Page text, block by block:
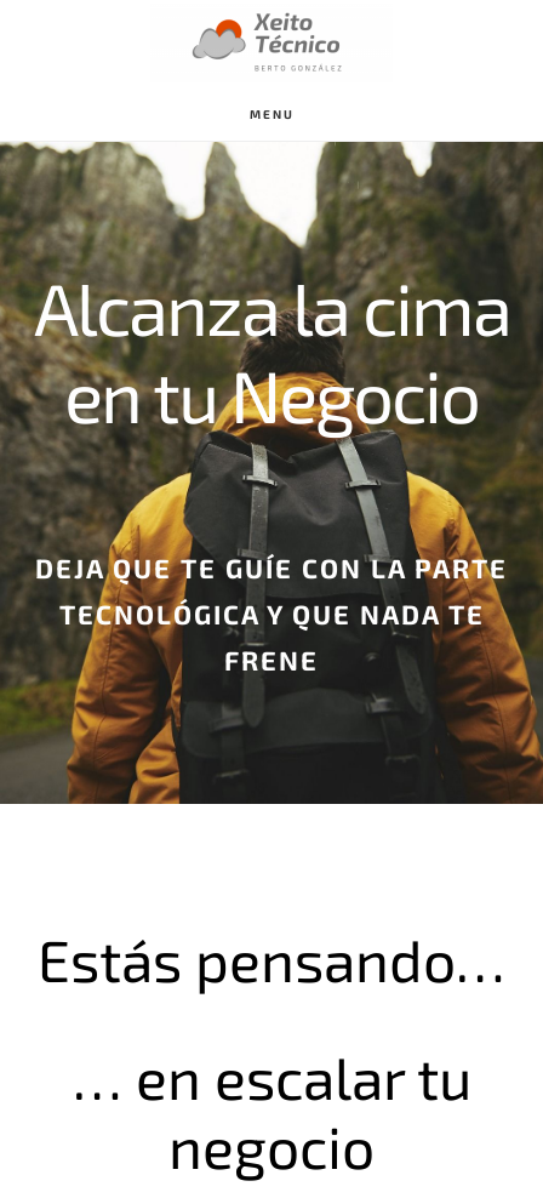
principal
MENU
Alcanza la cima
en tu Negocio
DEJA QUE TE GUÍE CON LA PARTE
TECNOLÓGICA Y QUE NADA TE
FRENE
Estás pensando…
… en escalar tu
negocio